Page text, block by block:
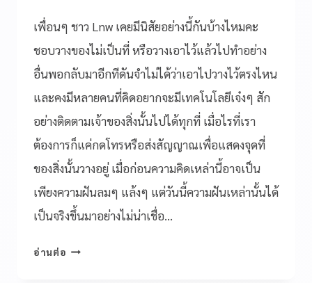
เพื่อนๆ ชาว Lnw เคยมีนิสัยอย่างนี้กันบ้างไหมคะ
ชอบวางของไม่เป็นที่ หรือวางเอาไว้แล้วไปทำอย่าง
อื่นพอกลับมาอีกทีดันจำไม่ได้ว่าเอาไปวางไว้ตรงไหน
และคงมีหลายคนที่คิดอยากจะมีเทคโนโลยีเจ๋งๆ สัก
อย่างติดตามเจ้าของสิ่งนั้นไปได้ทุกที่ เมื่อไรที่เรา
ต้องการก็แค่กดโทรหรือส่งสัญญาณเพื่อแสดงจุดที่
ของสิ่งนั้นวางอยู่ เมื่อก่อนความคิดเหล่านี้อาจเป็น
เพียงความฝันลมๆ แล้งๆ แต่วันนี้ความฝันเหล่านั้นได้
เป็นจริงขึ้นมาอย่างไม่น่าเชื่อ…
อ่านต่อ